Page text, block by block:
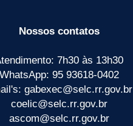
Nossos contatos
7h30 às 13h30
WhatsApp: 95 93618-0402
gabexec@selc.rr.gov.br
coelic@selc.rr.gov.br
ascom@selc.rr.gov.br